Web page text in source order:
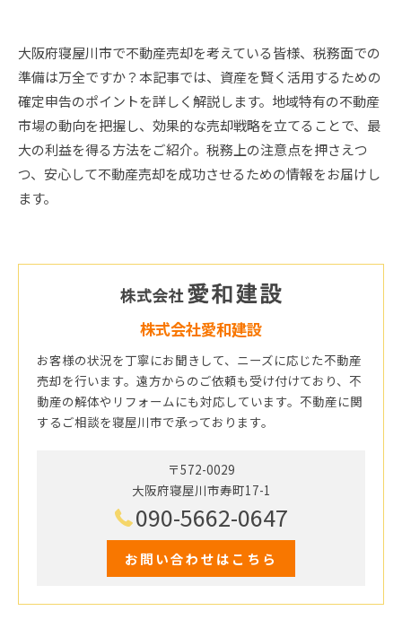
大阪府寝屋川市で不動産売却を考えている皆様、税務面での
準備は万全ですか？本記事では、資産を賢く活用するための
確定申告のポイントを詳しく解説します。地域特有の不動産
市場の動向を把握し、効果的な売却戦略を立てることで、最
大の利益を得る方法をご紹介。税務上の注意点を押さえつ
つ、安心して不動産売却を成功させるための情報をお届けし
ます。
株式会社愛和建設
お客様の状況を丁寧にお聞きして、ニーズに応じた不動産
売却を行います。遠方からのご依頼も受け付けており、不
動産の解体やリフォームにも対応しています。不動産に関
するご相談を寝屋川市で承っております。
〒572-0029
大阪府寝屋川市寿町17-1
090-5662-0647
お問い合わせはこちら